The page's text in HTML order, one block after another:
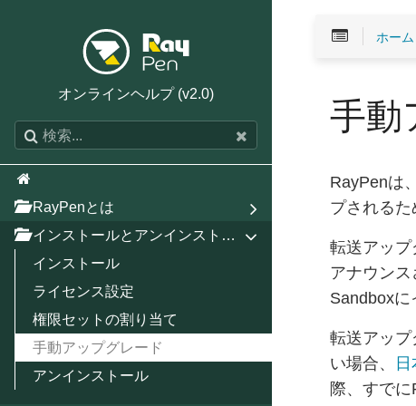
オンラインヘルプ (v2.0)
RayPenとは
インストールとアンインストール
インストール
ライセンス設定
権限セットの割り当て
手動アップグレード
アンインストール
ホーム
手動
RayPenは
プされるた
転送アッ
アナウン
Sandboxに
転送アッ
い場合、
際、すで